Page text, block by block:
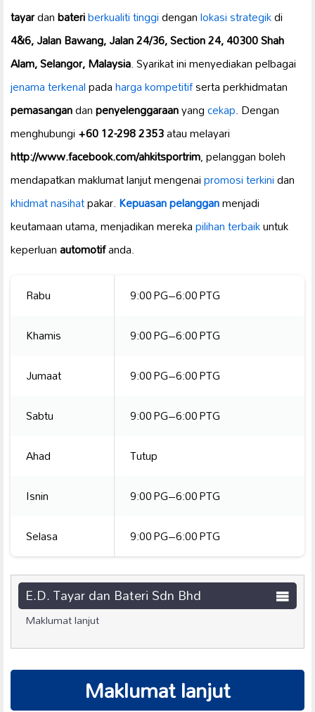
tayardanbateriberkualiti tinggidenganlokasi strategikdi
4&6, Jalan Bawang, Jalan 24/36, Section 24, 40300 Shah
Alam, Selangor, Malaysia. Syarikat ini menyediakan pelbagai
jenama terkenalpadaharga kompetitifserta perkhidmatan
pemasangandanpenyelenggaraanyangcekap. Dengan
menghubungi+60 12-298 2353atau melayari
http://www.facebook.com/ahkitsportrim, pelanggan boleh
mendapatkan maklumat lanjut mengenaipromosi terkinidan
khidmat nasihatpakar.Kepuasan pelangganmenjadi
keutamaan utama, menjadikan merekapilihan terbaikuntuk
keperluanautomotifanda.
Rabu
9:00 PG–6:00 PTG
Khamis
9:00 PG–6:00 PTG
Jumaat
9:00 PG–6:00 PTG
Sabtu
9:00 PG–6:00 PTG
Ahad
Tutup
Isnin
9:00 PG–6:00 PTG
Selasa
9:00 PG–6:00 PTG
E.D. Tayar dan Bateri Sdn Bhd
Maklumat lanjut
Maklumat lanjut